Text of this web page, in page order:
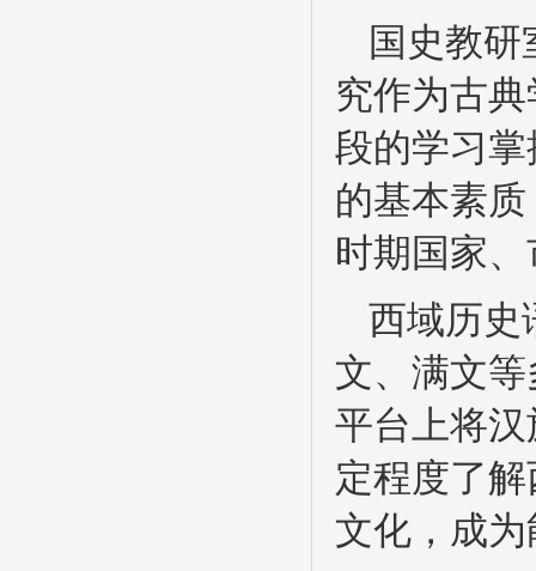
国史教
究作为古
段的学习
的基本素
时期国家
西域历史
文、满文
平台上将
定程度了
文化，成